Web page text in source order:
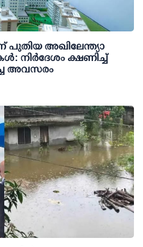
പുതിയ അഖിലേന്ത്യാ
നിര്‍ദേശം ക്ഷണിച്ച്
അവസരം